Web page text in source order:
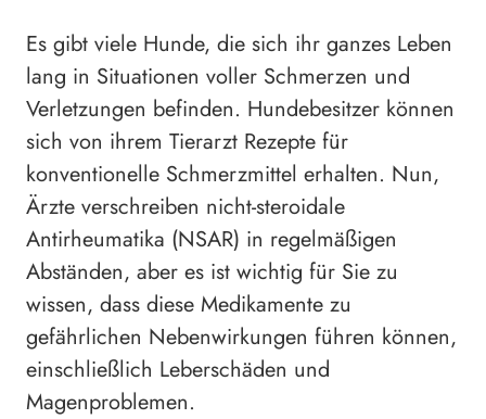
Es gibt viele Hunde, die sich ihr ganzes Leben
lang in Situationen voller Schmerzen und
Verletzungen befinden. Hundebesitzer können
sich von ihrem Tierarzt Rezepte für
konventionelle Schmerzmittel erhalten. Nun,
Ärzte verschreiben nicht-steroidale
Antirheumatika (NSAR) in regelmäßigen
Abständen, aber es ist wichtig für Sie zu
wissen, dass diese Medikamente zu
gefährlichen Nebenwirkungen führen können,
einschließlich Leberschäden und
Magenproblemen.